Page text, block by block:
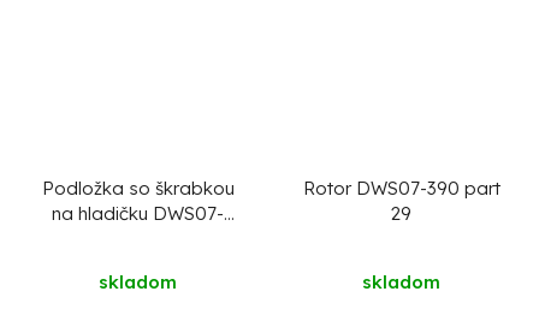
Podložka so škrabkou
na hladičku DWS07-
skladom
Rotor DWS07-390 part
29
skladom